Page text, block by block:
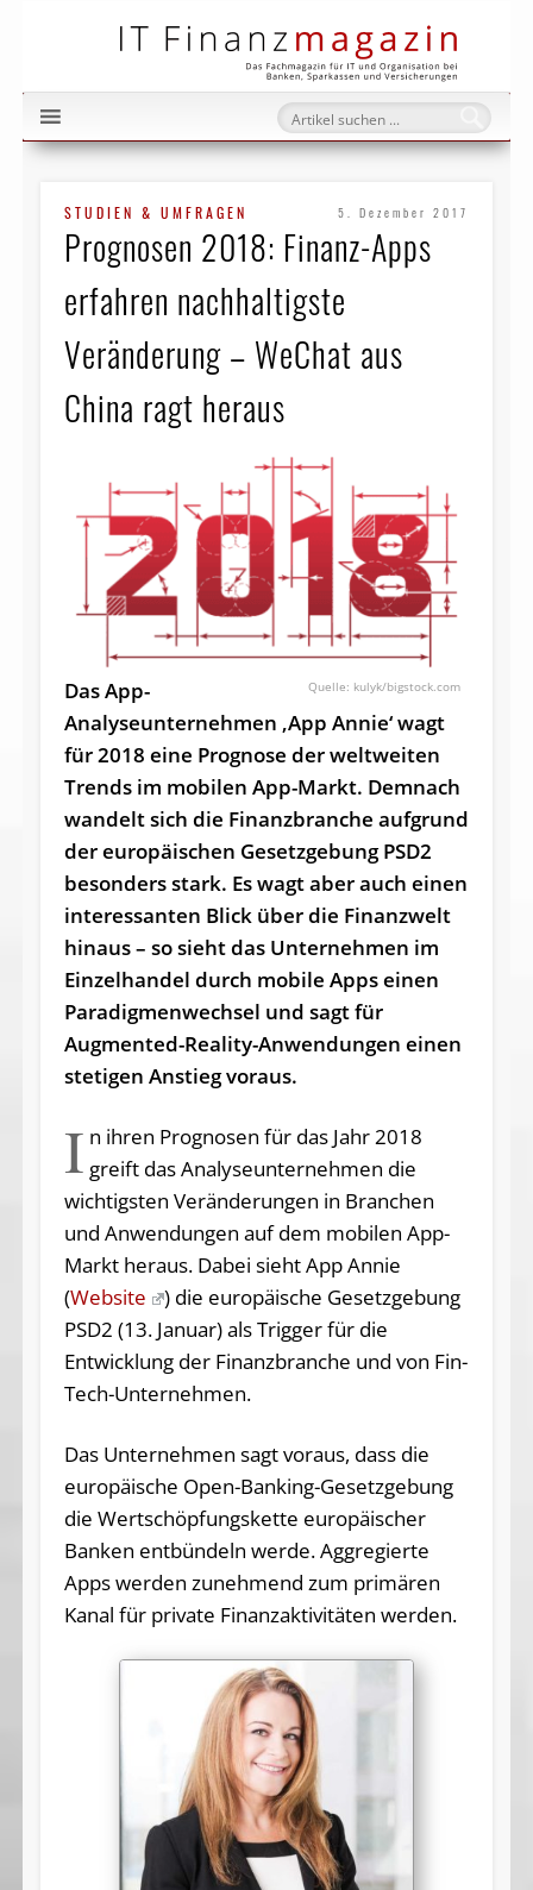
STUDIEN & UMFRAGEN 5. Dezember 2017
Prognosen 2018: Finanz-Apps
erfahren nachhaltigste
Veränderung – WeChat aus
China ragt heraus
kulyk/bigstock.com
Das App-
Analyseunternehmen ‚App Annie‘ wagt
für 2018 eine Prognose der weltweiten
Trends im mobilen App-Markt. Demnach
wandelt sich die Finanzbranche aufgrund
der europäischen Gesetzgebung PSD2
besonders stark. Es wagt aber auch einen
interessanten Blick über die Finanzwelt
hinaus – so sieht das Unternehmen im
Einzelhandel durch mobile Apps einen
Paradigmenwechsel und sagt für
Augmented-Reality-Anwendungen einen
stetigen Anstieg voraus.
I n ihren Prognosen für das Jahr 2018
greift das Analyseunternehmen die
wichtigsten Veränderungen in Branchen
und Anwendungen auf dem mobilen App-
Markt heraus. Dabei sieht App Annie
(Website
) die europäische Gesetzgebung
PSD2 (13. Januar) als Trigger für die
Entwicklung der Finanzbranche und von Fin-
Tech-Unternehmen.
Das Unternehmen sagt voraus, dass die
europäische Open-Banking-Gesetzgebung
die Wertschöpfungskette europäischer
Banken entbündeln werde. Aggregierte
Apps werden zunehmend zum primären
Kanal für private Finanzaktivitäten werden.